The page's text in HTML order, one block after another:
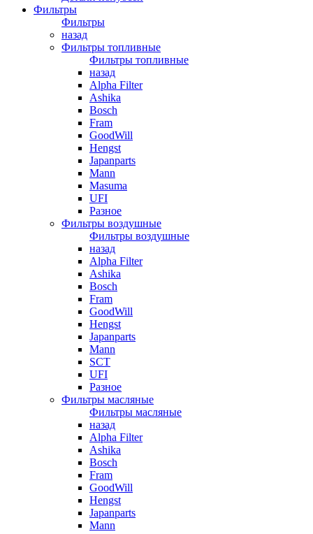
Фильтры
Фильтры
назад
Фильтры топливные
Фильтры топливные
назад
Alpha Filter
Ashika
Bosch
Fram
GoodWill
Hengst
Japanparts
Mann
Masuma
UFI
Разное
Фильтры воздушные
Фильтры воздушные
назад
Alpha Filter
Ashika
Bosch
Fram
GoodWill
Hengst
Japanparts
Mann
SCT
UFI
Разное
Фильтры масляные
Фильтры масляные
назад
Alpha Filter
Ashika
Bosch
Fram
GoodWill
Hengst
Japanparts
Mann